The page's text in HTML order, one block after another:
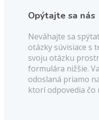
Opýtajte sa nás
Neváhajte sa
otázky súvisiace s
svoju otázku
formulára nižšie.
odoslaná priamo
ktorí odpovedia čo